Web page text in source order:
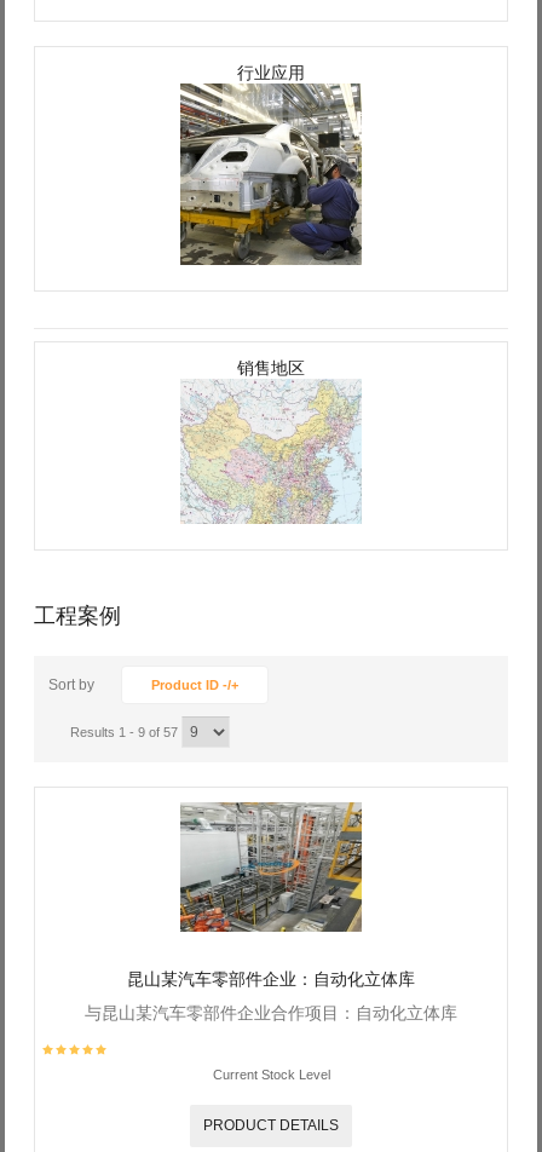
行业应用
销售地区
工程案例
Sort by Product ID -/+
Results 1 - 9 of 57
昆山某汽车零部件企业：自动化立体库
与昆山某汽车零部件企业合作项目：自动化立体库
Current Stock Level
PRODUCT DETAILS